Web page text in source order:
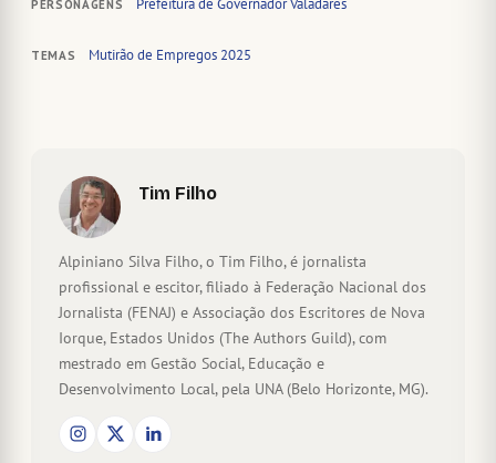
PERSONAGENS Prefeitura de Governador Valadares
TEMAS Mutirão de Empregos 2025
Tim Filho
Alpiniano Silva Filho, o Tim Filho, é jornalista
profissional e escitor, filiado à Federação Nacional dos
Jornalista (FENAJ) e Associação dos Escritores de Nova
Iorque, Estados Unidos (The Authors Guild), com
mestrado em Gestão Social, Educação e
Desenvolvimento Local, pela UNA (Belo Horizonte, MG).